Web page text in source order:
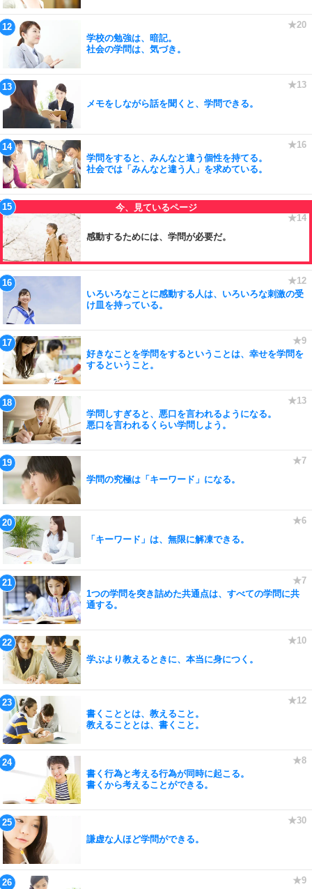
学校の勉強は、暗記。
社会の学問は、気づき。
メモをしながら話を聞くと、学問できる。
学問をすると、みんなと違う個性を持てる。
社会では「みんなと違う人」を求めている。
感動するためには、学問が必要だ。
いろいろなことに感動する人は、いろいろな刺激の受
け皿を持っている。
好きなことを学問をするということは、幸せを学問を
するということ。
学問しすぎると、悪口を言われるようになる。
悪口を言われるくらい学問しよう。
学問の究極は「キーワード」になる。
「キーワード」は、無限に解凍できる。
1つの学問を突き詰めた共通点は、すべての学問に共
通する。
学ぶより教えるときに、本当に身につく。
書くこととは、教えること。
教えることとは、書くこと。
書く行為と考える行為が同時に起こる。
書くから考えることができる。
謙虚な人ほど学問ができる。